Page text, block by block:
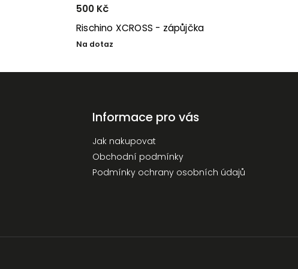
Rischino XCROSS - zápůjčka
Na dotaz
500 Kč
Informace pro vás
Jak nakupovat
Obchodní podmínky
Podmínky ochrany osobních údajů